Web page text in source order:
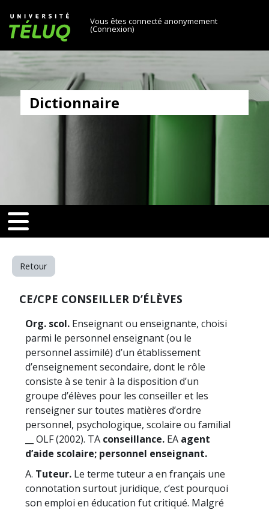
Université TÉLUQ
Vous êtes connecté anonymement
(Connexion)
Dictionnaire
[[nav-toggle]]
toggle]]
Retour
CE/CPE CONSEILLER D’ÉLÈVES
Org. scol. Enseignant ou enseignante, choisi
parmi le personnel enseignant (ou le
personnel assimilé) d’un établissement
d’enseignement secondaire, dont le rôle
consiste à se tenir à la disposition d’un
groupe d’élèves pour les conseiller et les
renseigner sur toutes matières d’ordre
personnel, psychologique, scolaire ou familial
__ OLF (2002). TA conseillance. EA agent
d’aide scolaire; personnel enseignant.
A. Tuteur. Le terme tuteur a en français une
connotation surtout juridique, c’est pourquoi
son emploi en éducation fut critiqué. Malgré